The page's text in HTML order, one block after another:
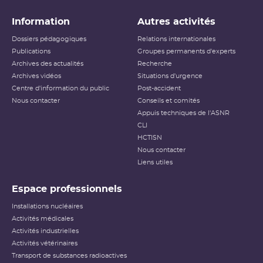
Information
Dossiers pédagogiques
Publications
Archives des actualités
Archives vidéos
Centre d'information du public
Nous contacter
Autres activités
Relations internationales
Groupes permanents d'experts
Recherche
Situations d'urgence
Post-accident
Conseils et comités
Appuis techniques de l'ASNR
CLI
HCTISN
Nous contacter
Liens utiles
Espace professionnels
Installations nucléaires
Activités médicales
Activités industrielles
Activités vétérinaires
Transport de substances radioactives